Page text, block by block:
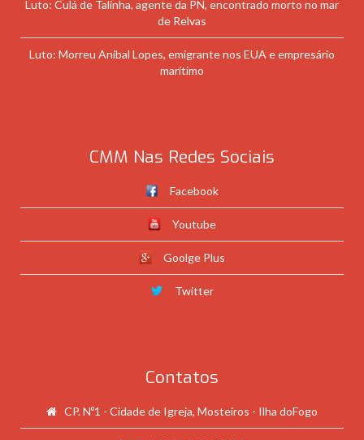
Luto: Culá de Talinha, agente da PN, encontrado morto no mar
de Relvas
Luto: Morreu Aníbal Lopes, emigrante nos EUA e empresário
marítimo
CMM Nas Redes Sociais
Facebook
Youtube
Goolge Plus
Twitter
Contatos
CP. Nº1 - Cidade de Igreja, Mosteiros - Ilha doFogo